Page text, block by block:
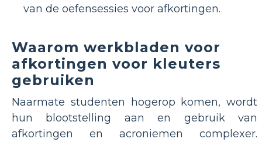
van de oefensessies voor afkortingen.
Waarom werkbladen voor
afkortingen voor kleuters
gebruiken
Naarmate studenten hogerop komen, wordt
hun blootstelling aan en gebruik van
afkortingen en acroniemen complexer.